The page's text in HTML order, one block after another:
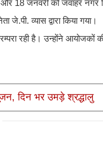
18 जनवरी को जवाहर नगर
जे.पी. व्यास द्वारा किया गया।
रही है। उन्होंने आयोजकों
दिन भर उमड़े श्रद्धालु